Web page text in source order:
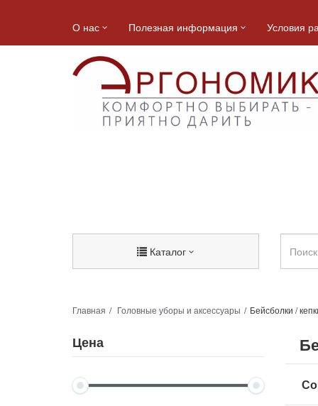
О нас Полезная информация Условия
Каталог
Главная Головные уборы и аксессуары Бейсболки /
Цена